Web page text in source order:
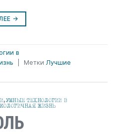
→
в
Метки Лучшие
,УМНЫЕ ТЕХНОЛОГИИ В
ЖИЗНЬ